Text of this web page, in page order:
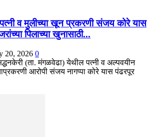
व मुलीच्या खून प्रकरणी संजय कोरे यास
पिलाच्या खुनासाठी...
20, 2026 0
(ता. मंगळवेढा) येथील पत्नी व अल्पवयीन
आरोपी संजय नागप्पा कोरे यास पंढरपूर